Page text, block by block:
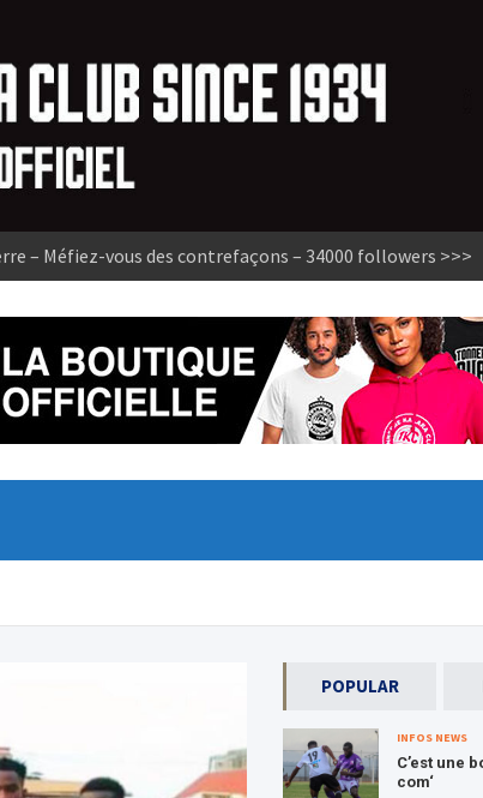
– Méfiez-vous des contrefaçons – 34000 followers >>>
POPULAR
INFOS NEWS
C’est une
com‘